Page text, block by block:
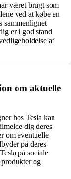
været brugt som
ved at købe en
sammenlignet
er i god stand
af
om aktuelle
hos Tesla kan
dig deres
om eventuelle
på deres
på sociale
produkter og